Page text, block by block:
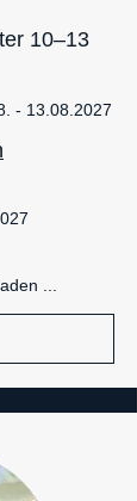
10–13
- 13.08.2027
...